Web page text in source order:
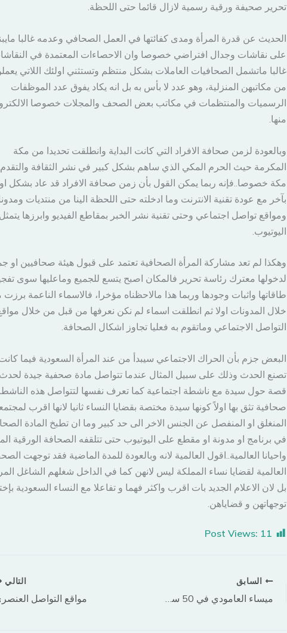
تحرير صحيفة ورقية رسمية لازال قائما حتى اللحظة.
الحديث عن قدرة المرأة ومدى كفائتها في العمل الصحافي وعدمه غالبا
على نقاشات وجدال افتراضي خصوصا وان الاحصاءات المعتمدة في
غالبا ماتشمل الصحافيات العاملات بشكل منتظم وتستثني اولئك اللاتي
من مكاتبهن المنزلية، وهو عدد لا بأس به بل انه يكاد يفوق عدد الموظفات
الرسميات والمنتظمات في مكاتب بعض الصحف والمجلات خصوصا
منها.
وبالعودة لزمن صحافة الافراد التي كانت البداية وانطلقت تحديدا من مكة
المكرمة حيث الحرم المكي الذي ساهم بشكل كبير في نشر الثقافة
مكة خصوصا..فإنه ربما يمكن القول بأن زمن صحافة الافراد قد عاد بشكل او
بآخر مع عودة تقنية الانترنت وما ادخلته حتى اللحظة الينا من منتديات
ومواقع تواصل اجتماعي وحتى تقنية نشر الخبر بمقاطع الفيديو وابرزها
اليوتيوب.
وهكذا لم تعد مشاركة المرأة الصحافية تعتمد على قبول هيئة صحافيين او
لدخولها معترك رئاسة تحرير فالمكان اصبح يتسع للجميع وماعليها سوى
طاقاتها واثبات وجودها وربما هذا مالاحظناه مؤخرا، فالاسماء الناعمة
خلال المدونات اولا ثم انطلقت اسماء لم نكن نعرفها من قبل من خلال
التواصل الاجتماعي وماتقوم به فعليا تجاوز اشكال الصحافة.
البعض جزم بأن الحراك الاجتماعي سيبدأ من عند المرأة السعودية فيما
تصنع الحدث وذلك على سبيل المثال عندما تتواصل مادة صحفية جيدة
قصة حول سيدة مع ناشطة اجتماعية كما تعرف نفسها لتتواصل هذه
صحافية تثق بها اولاً كونها سيدة مختصة بقضايا النساء ثانيا لانها اقرب
المنغلق او المنفصل عن الجنس الاخر الى حد كبير وما ان تطبخ المادة
في برنامج او مدونة او مقطع على اليوتيوب حتى تتلقفه الصحافة الورقية
واحيانا العالمية..اقول العالمية لانه وبالعودة للمدة الماضية فقد توجهت
العالمية لقضايا نساء المملكة ليس لانهن كما في الداخل شغلهم الشاغل
بل لان الاعلام الجديد بات اقرب واكثر فهما و تفاعلا مع النساء السعودية
توجهاتهن و قضاياهن.
Post Views: 11
السابق
ميساء العامودي في 50 سؤالاً… تفقد المرأة أنوثتها عندما تدعي البكاء
التالي
مواقع التواصل